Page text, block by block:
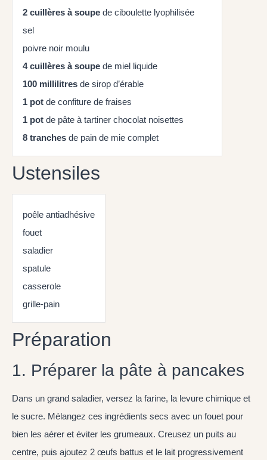
2 cuillères à soupe de ciboulette lyophilisée
sel
poivre noir moulu
4 cuillères à soupe de miel liquide
100 millilitres de sirop d’érable
1 pot de confiture de fraises
1 pot de pâte à tartiner chocolat noisettes
8 tranches de pain de mie complet
Ustensiles
poêle antiadhésive
fouet
saladier
spatule
casserole
grille-pain
Préparation
1. Préparer la pâte à pancakes
Dans un grand saladier, versez la farine, la levure chimique et
le sucre. Mélangez ces ingrédients secs avec un fouet pour
bien les aérer et éviter les grumeaux. Creusez un puits au
centre, puis ajoutez 2 œufs battus et le lait progressivement